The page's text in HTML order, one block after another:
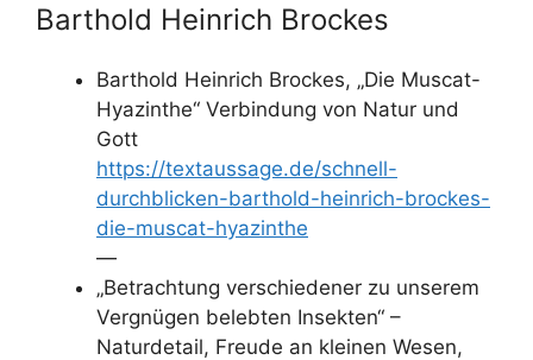
Barthold Heinrich Brockes
Barthold Heinrich Brockes, „Die Muscat-
Hyazinthe“ Verbindung von Natur und
Gott
https://textaussage.de/schnell-
durchblicken-barthold-heinrich-brockes-
die-muscat-hyazinthe
—
„Betrachtung verschiedener zu unserem
Vergnügen belebten Insekten“ –
Naturdetail, Freude an kleinen Wesen,